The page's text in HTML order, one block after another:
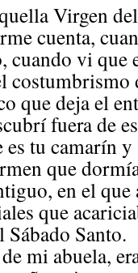
Virgen
cuenta,
cuando vi que
que deja el
fuera de
es tu camarín
que
en el que
que
Santo.
mi abuela,